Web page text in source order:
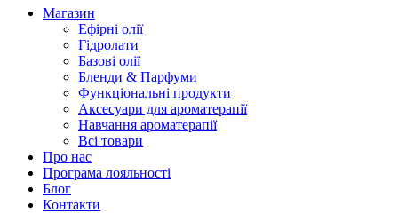
Магазин
Ефірні олії
Гідролати
Базові олії
Бленди & Парфуми
Функціональні продукти
Аксесуари для ароматерапії
Навчання ароматерапії
Всі товари
Про нас
Програма лояльності
Блог
Контакти